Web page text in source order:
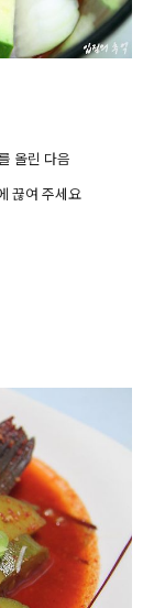
올린 다음
끊여 주세요